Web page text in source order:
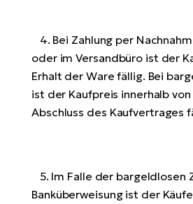
4. Bei Zahlung per
oder im Versandbüro ist der
Erhalt der Ware fällig. Bei
ist der Kaufpreis innerhalb von
Abschluss des Kaufvertrages
5. Im Falle der bargeldlosen
Banküberweisung ist der